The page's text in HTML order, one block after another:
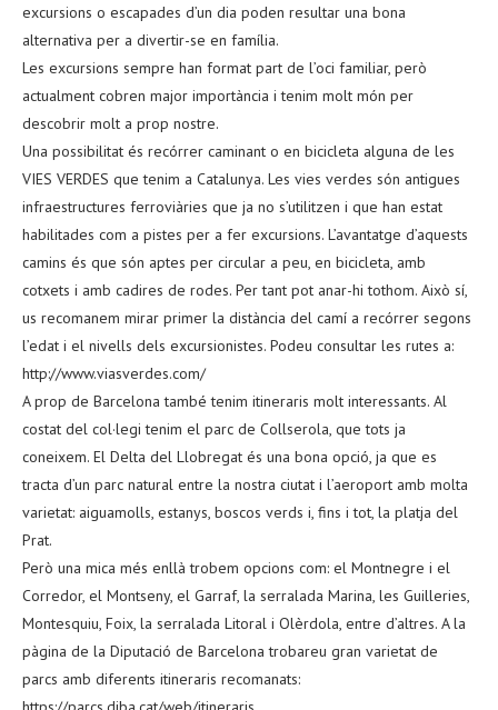
excursions o escapades d’un dia poden resultar una bona
alternativa per a divertir-se en família.
Les excursions sempre han format part de l’oci familiar, però
actualment cobren major importància i tenim molt món per
descobrir molt a prop nostre.
Una possibilitat és recórrer caminant o en bicicleta alguna de les
VIES VERDES que tenim a Catalunya. Les vies verdes són antigues
infraestructures ferroviàries que ja no s’utilitzen i que han estat
habilitades com a pistes per a fer excursions. L’avantatge d’aquests
camins és que són aptes per circular a peu, en bicicleta, amb
cotxets i amb cadires de rodes. Per tant pot anar-hi tothom. Això sí,
us recomanem mirar primer la distància del camí a recórrer segons
l’edat i el nivells dels excursionistes. Podeu consultar les rutes a:
http://www.viasverdes.com/
A prop de Barcelona també tenim itineraris molt interessants. Al
costat del col·legi tenim el parc de Collserola, que tots ja
coneixem. El Delta del Llobregat és una bona opció, ja que es
tracta d’un parc natural entre la nostra ciutat i l’aeroport amb molta
varietat: aiguamolls, estanys, boscos verds i, fins i tot, la platja del
Prat.
Però una mica més enllà trobem opcions com: el Montnegre i el
Corredor, el Montseny, el Garraf, la serralada Marina, les Guilleries,
Montesquiu, Foix, la serralada Litoral i Olèrdola, entre d’altres. A la
pàgina de la Diputació de Barcelona trobareu gran varietat de
parcs amb diferents itineraris recomanats: